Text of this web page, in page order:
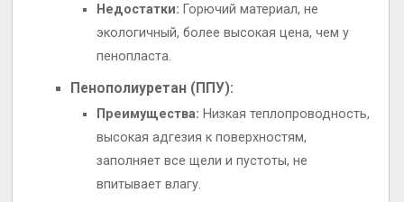
Недостатки: Горючий материал, не
экологичный, более высокая цена, чем у
пенопласта.
Пенополиуретан (ППУ):
Преимущества: Низкая теплопроводность,
высокая адгезия к поверхностям,
заполняет все щели и пустоты, не
впитывает влагу.